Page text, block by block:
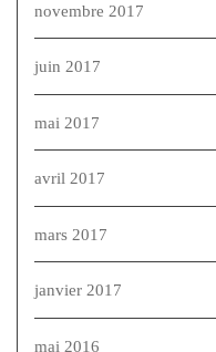
novembre 2017
juin 2017
mai 2017
avril 2017
mars 2017
janvier 2017
mai 2016